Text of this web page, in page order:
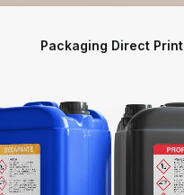
Packaging Direct Print